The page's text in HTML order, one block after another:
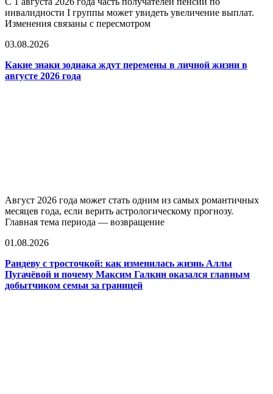
инвалидности I группы может увидеть увеличение выплат.
Изменения связаны с пересмотром
03.08.2026
Какие знаки зодиака ждут перемены в личной жизни в
августе 2026 года
Август 2026 года может стать одним из самых романтичных
месяцев года, если верить астрологическому прогнозу.
Главная тема периода — возвращение
01.08.2026
Рандеву с тросточкой: как изменилась жизнь Аллы
Пугачёвой и почему Максим Галкин оказался главным
добытчиком семьи за границей